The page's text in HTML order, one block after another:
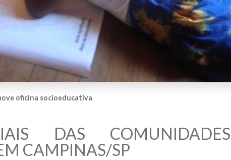
oficina socioeducativa
DAS COMUNIDADES
CAMPINAS/SP